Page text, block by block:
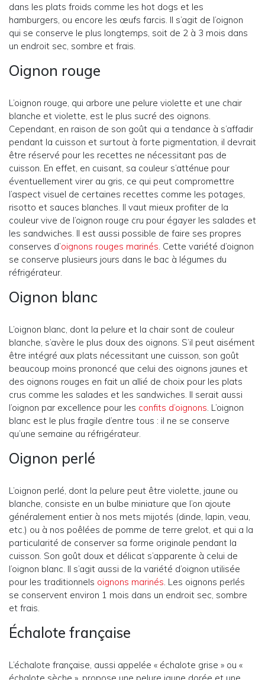
dans les plats froids comme les hot dogs et les
hamburgers, ou encore les œufs farcis. Il s’agit de l’oignon
qui se conserve le plus longtemps, soit de 2 à 3 mois dans
un endroit sec, sombre et frais.
Oignon rouge
L’oignon rouge, qui arbore une pelure violette et une chair
blanche et violette, est le plus sucré des oignons.
Cependant, en raison de son goût qui a tendance à s’affadir
pendant la cuisson et surtout à forte pigmentation, il devrait
être réservé pour les recettes ne nécessitant pas de
cuisson. En effet, en cuisant, sa couleur s’atténue pour
éventuellement virer au gris, ce qui peut compromettre
l’aspect visuel de certaines recettes comme les potages,
risotto et sauces blanches. Il vaut mieux profiter de la
couleur vive de l’oignon rouge cru pour égayer les salades et
les sandwiches. Il est aussi possible de faire ses propres
conserves d’oignons rouges marinés. Cette variété d’oignon
se conserve plusieurs jours dans le bac à légumes du
réfrigérateur.
Oignon blanc
L’oignon blanc, dont la pelure et la chair sont de couleur
blanche, s’avère le plus doux des oignons. S’il peut aisément
être intégré aux plats nécessitant une cuisson, son goût
beaucoup moins prononcé que celui des oignons jaunes et
des oignons rouges en fait un allié de choix pour les plats
crus comme les salades et les sandwiches. Il serait aussi
l’oignon par excellence pour les confits d’oignons. L’oignon
blanc est le plus fragile d’entre tous : il ne se conserve
qu’une semaine au réfrigérateur.
Oignon perlé
L’oignon perlé, dont la pelure peut être violette, jaune ou
blanche, consiste en un bulbe miniature que l’on ajoute
généralement entier à nos mets mijotés (dinde, lapin, veau,
etc.) ou à nos poêlées de pomme de terre grelot, et qui a la
particularité de conserver sa forme originale pendant la
cuisson. Son goût doux et délicat s’apparente à celui de
l’oignon blanc. Il s’agit aussi de la variété d’oignon utilisée
pour les traditionnels oignons marinés. Les oignons perlés
se conservent environ 1 mois dans un endroit sec, sombre
et frais.
Échalote française
L’échalote française, aussi appelée « échalote grise » ou «